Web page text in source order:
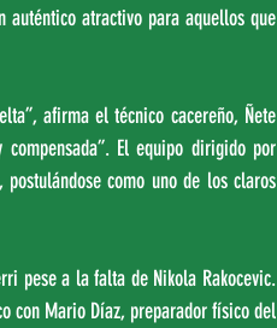
auténtico atractivo para aquellos que
afirma el técnico cacereño, Ñete
El equipo dirigido por
como uno de los claros
pese a la falta de Nikola Rakocevic.
con Mario Díaz, preparador físico del